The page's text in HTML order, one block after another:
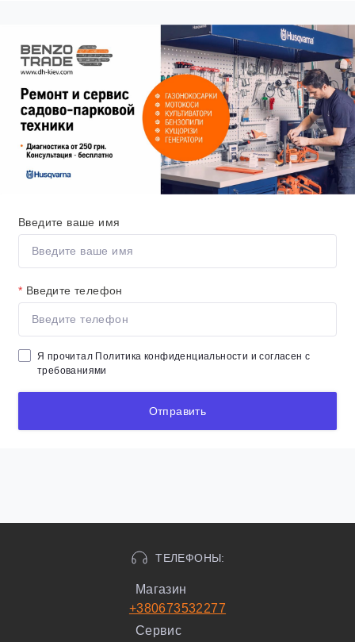
Введите ваше имя
* Введите телефон
Я прочитал Политика конфиденциальности и согласен с
требованиями
Отправить
ТЕЛЕФОНЫ:
Магазин
+380673532277
Сервис